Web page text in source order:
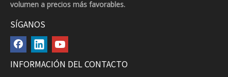
volumen a precios más favorables.
SÍGANOS
INFORMACIÓN DEL CONTACTO